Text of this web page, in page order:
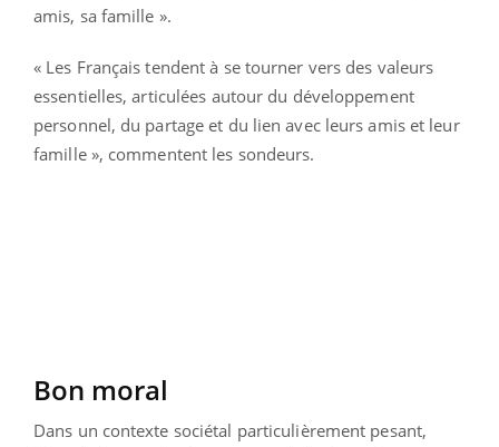
amis, sa famille ».
« Les Français tendent à se tourner vers des valeurs
essentielles, articulées autour du développement
personnel, du partage et du lien avec leurs amis et leur
famille », commentent les sondeurs.
Bon moral
Dans un contexte sociétal particulièrement pesant,